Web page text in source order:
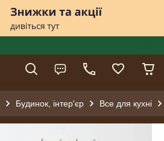
Будинок, інтер'єр Все для кухні